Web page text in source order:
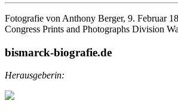
Fotografie von Anthony Berger, 9. Februar
Congress Prints and Photographs Division
bismarck-biografie.de
Herausgeberin: